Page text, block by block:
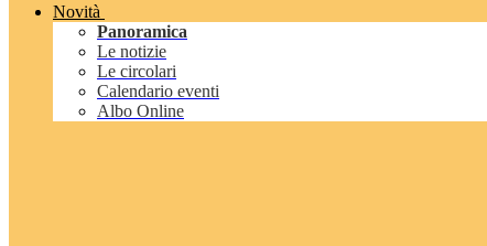
Novità
Panoramica
Le notizie
Le circolari
Calendario eventi
Albo Online